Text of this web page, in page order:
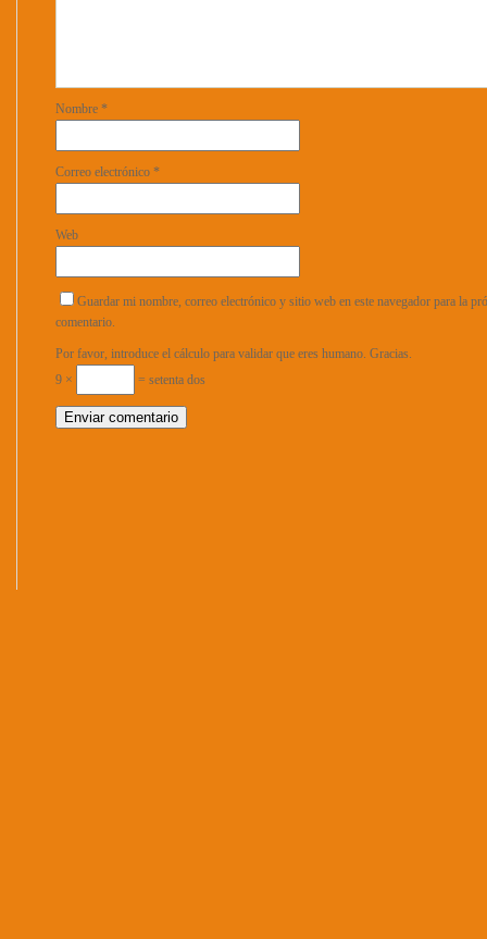
Nombre *
Correo electrónico *
Web
Guardar mi nombre, correo electrónico y sitio web en este navegador para la
comentario.
Por favor, introduce el cálculo para validar que eres humano. Gracias.
9 ×
= setenta dos